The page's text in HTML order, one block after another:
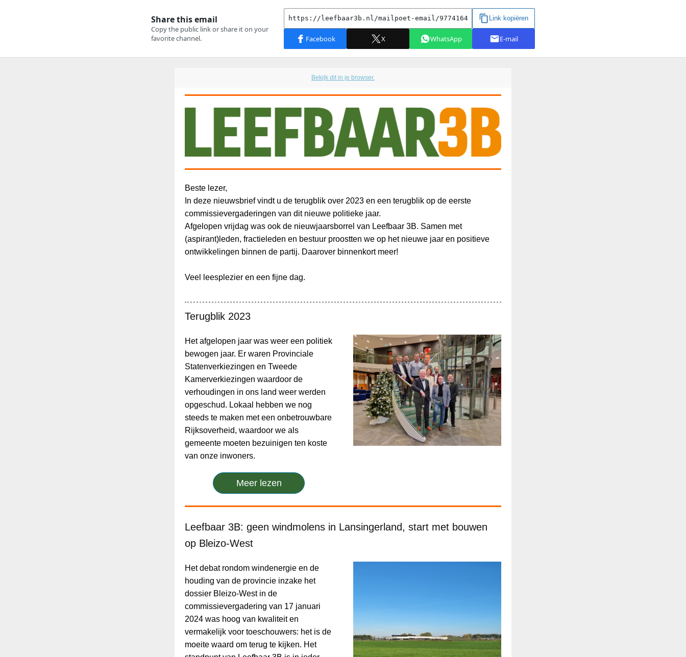
Bekijk dit in je browser.
Beste lezer,
In deze nieuwsbrief vindt u de terugblik over 2023 en een terugblik op de eerste
commissievergaderingen van dit nieuwe politieke jaar.
Afgelopen vrijdag was ook de nieuwjaarsborrel van Leefbaar 3B. Samen met
(aspirant)leden, fractieleden en bestuur proostten we op het nieuwe jaar en positieve
ontwikkelingen binnen de partij. Daarover binnenkort meer!
Veel leesplezier en een fijne dag.
Terugblik 2023
Het afgelopen jaar was weer een politiek
bewogen jaar. Er waren Provinciale
Statenverkiezingen en Tweede
Kamerverkiezingen waardoor de
verhoudingen in ons land weer werden
opgeschud. Lokaal hebben we nog
steeds te maken met een onbetrouwbare
Rijksoverheid, waardoor we als
gemeente moeten bezuinigen ten koste
van onze inwoners.
Meer lezen
Leefbaar 3B: geen windmolens in Lansingerland, start met bouwen
op Bleizo-West
Het debat rondom windenergie en de
houding van de provincie inzake het
dossier Bleizo-West in de
commissievergadering van 17 januari
2024 was hoog van kwaliteit en
vermakelijk voor toeschouwers: het is de
moeite waard om terug te kijken. Het